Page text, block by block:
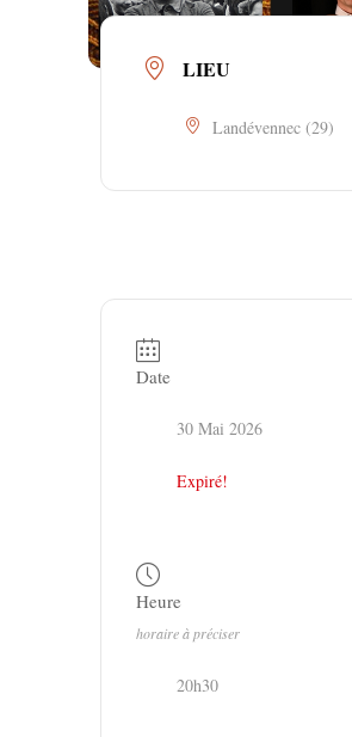
LIEU
Landévennec (29)
Date
30 Mai 2026
Expiré!
Heure
horaire à préciser
20h30